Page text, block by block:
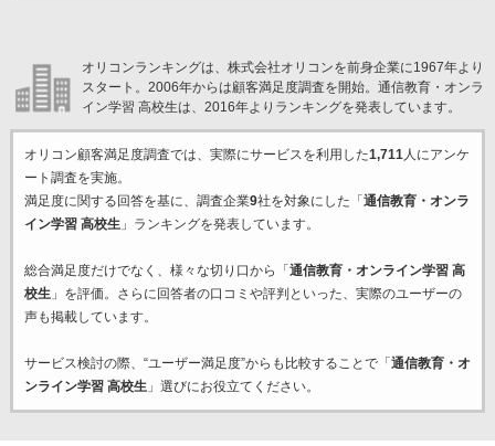
オリコンランキングは、株式会社オリコンを前身企業に1967年より
スタート。2006年からは顧客満足度調査を開始。通信教育・オンラ
イン学習 高校生は、2016年よりランキングを発表しています。
オリコン顧客満足度調査では、実際にサービスを利用した1,711人にアンケ
ート調査を実施。
満足度に関する回答を基に、調査企業9社を対象にした「 通信教育・オンラ
イン学習 高校生」ランキングを発表しています。
総合満足度だけでなく、様々な切り口から「 通信教育・オンライン学習 高
校生」を評価。さらに回答者の口コミや評判といった、実際のユーザーの
声も掲載しています。
サービス検討の際、“ユーザー満足度”からも比較することで「 通信教育・オ
ンライン学習 高校生」選びにお役立てください。